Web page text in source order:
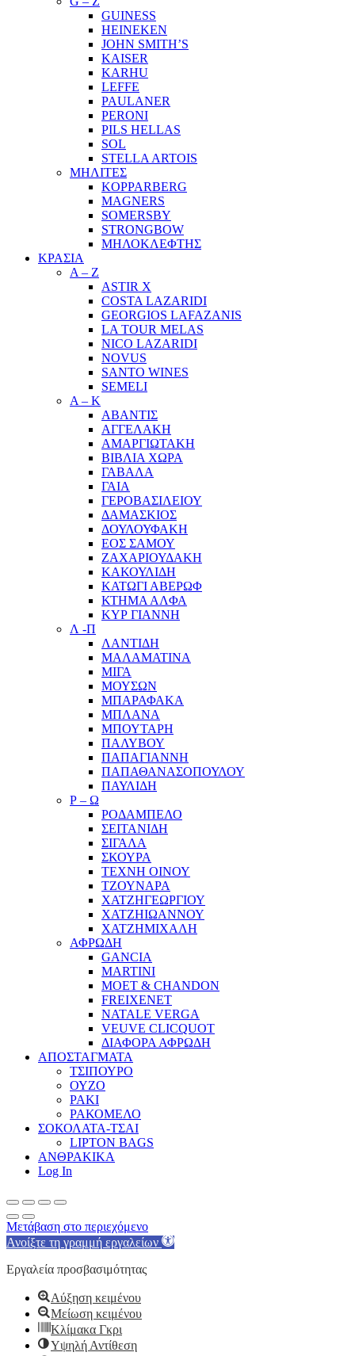
GUINESS
HEINEKEN
JOHN SMITH’S
KAISER
KARHU
LEFFE
PAULANER
PERONI
PILS HELLAS
SOL
STELLA ARTOIS
ΜΗΛΙΤΕΣ
KOPPARBERG
MAGNERS
SOMERSBY
STRONGBOW
ΜΗΛΟΚΛΕΦΤΗΣ
ΚΡΑΣΙΑ
A – Z
ASTIR X
COSTA LAZARIDI
GEORGIOS LAFAZANIS
LA TOUR MELAS
NICO LAZARIDI
NOVUS
SANTO WINES
SEMELI
Α – Κ
ΑΒΑΝΤΙΣ
ΑΓΓΕΛΑΚΗ
ΑΜΑΡΓΙΩΤΑΚΗ
ΒΙΒΛΙΑ ΧΩΡΑ
ΓΑΒΑΛΑ
ΓΑΙΑ
ΓΕΡΟΒΑΣΙΛΕΙΟΥ
ΔΑΜΑΣΚΙΟΣ
ΔΟΥΛΟΥΦΑΚΗ
ΕΟΣ ΣΑΜΟΥ
ΖΑΧΑΡΙΟΥΔΑΚΗ
ΚΑΚΟΥΛΙΔΗ
ΚΑΤΩΓΙ ΑΒΕΡΩΦ
ΚΤΗΜΑ ΑΛΦΑ
ΚΥΡ ΓΙΑΝΝΗ
Λ -Π
ΛΑΝΤΙΔΗ
ΜΑΛΑΜΑΤΙΝΑ
ΜΙΓΑ
ΜΟΥΣΩΝ
ΜΠΑΡΑΦΑΚΑ
ΜΠΛΑΝΑ
ΜΠΟΥΤΑΡΗ
ΠΑΛΥΒΟΥ
ΠΑΠΑΓΙΑΝΝΗ
ΠΑΠΑΘΑΝΑΣΟΠΟΥΛΟΥ
ΠΑΥΛΙΔΗ
Ρ – Ω
ΡΟΔΑΜΠΕΛΟ
ΣΕΙΤΑΝΙΔΗ
ΣΙΓΑΛΑ
ΣΚΟΥΡΑ
ΤΕΧΝΗ ΟΙΝΟΥ
ΤΖΟΥΝΑΡΑ
ΧΑΤΖΗΓΕΩΡΓΙΟΥ
ΧΑΤΖΗΙΩΑΝΝΟΥ
ΧΑΤΖΗΜΙΧΑΛΗ
ΑΦΡΩΔΗ
GANCIA
MARTINI
MOET & CHANDON
FREIXENET
NATALE VERGA
VEUVE CLICQUOT
ΔΙΑΦΟΡΑ ΑΦΡΩΔΗ
ΑΠΟΣΤΑΓΜΑΤΑ
ΤΣΙΠΟΥΡΟ
ΟΥΖΟ
ΡΑΚΙ
ΡΑΚΟΜΕΛΟ
ΣΟΚΟΛΑΤΑ-ΤΣΑΙ
LIPTON BAGS
ΑΝΘΡΑΚΙΚΑ
Log In
Μετάβαση στο περιεχόμενο
Ανοίξτε τη γραμμή εργαλείων
Εργαλεία προσβασιμότητας
Αύξηση κειμένου
Μείωση κειμένου
Κλίμακα Γκρι
Υψηλή Αντίθεση